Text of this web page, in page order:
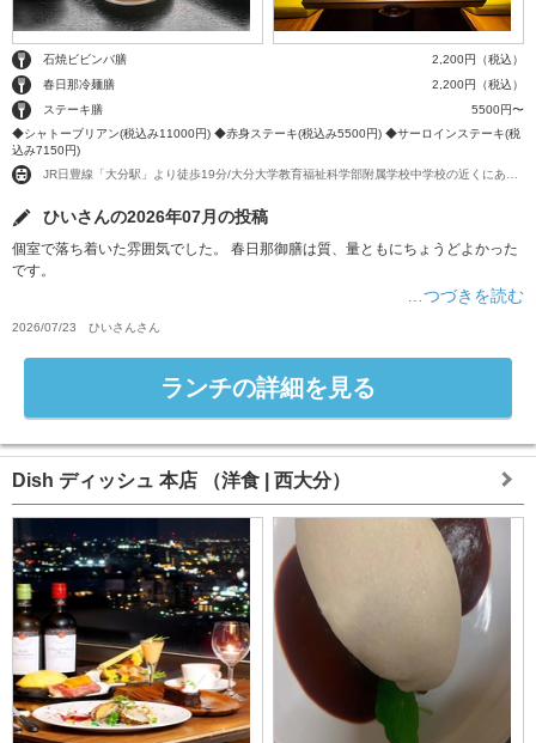
石焼ビビンバ膳
2,200円（税込）
春日那冷麺膳
2,200円（税込）
ステーキ膳
5500円〜
◆シャトーブリアン(税込み11000円) ◆赤身ステーキ(税込み5500円) ◆サーロインステーキ(税
込み7150円)
ひいさんの2026年07月の投稿
個室で落ち着いた雰囲気でした。 春日那御膳は質、量ともにちょうどよかった
です。
…つづきを読む
2026/07/23 ひいさん さん
ランチの詳細を見る
Dish ディッシュ 本店 （洋食 | 西大分）